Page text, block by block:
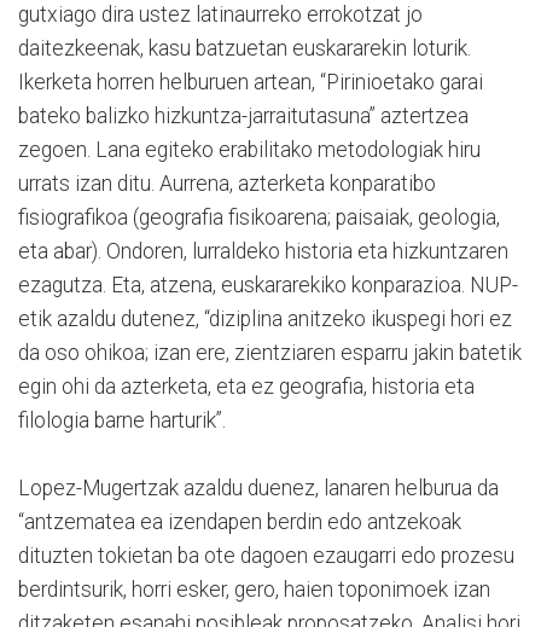
gutxiago dira ustez latinaurreko errokotzat jo
daitezkeenak, kasu batzuetan euskararekin loturik.
Ikerketa horren helburuen artean, “Pirinioetako garai
bateko balizko hizkuntza-jarraitutasuna” aztertzea
zegoen. Lana egiteko erabilitako metodologiak hiru
urrats izan ditu. Aurrena, azterketa konparatibo
fisiografikoa (geografia fisikoarena; paisaiak, geologia,
eta abar). Ondoren, lurraldeko historia eta hizkuntzaren
ezagutza. Eta, atzena, euskararekiko konparazioa. NUP-
etik azaldu dutenez, “diziplina anitzeko ikuspegi hori ez
da oso ohikoa; izan ere, zientziaren esparru jakin batetik
egin ohi da azterketa, eta ez geografia, historia eta
filologia barne harturik”.
Lopez-Mugertzak azaldu duenez, lanaren helburua da
“antzematea ea izendapen berdin edo antzekoak
dituzten tokietan ba ote dagoen ezaugarri edo prozesu
berdintsurik, horri esker, gero, haien toponimoek izan